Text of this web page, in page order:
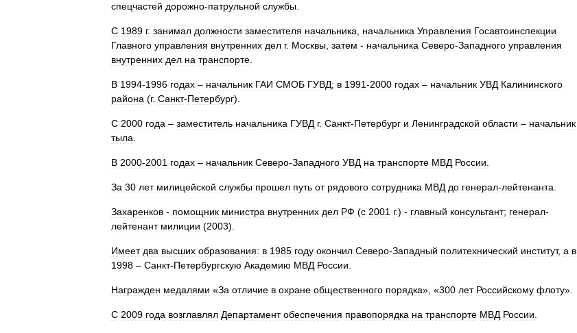
спецчастей дорожно-патрульной службы
С 1989 г. занимал должности заместителя начальника начальника Управления Госавтоинспекции
Главного управления внутренних дел г. Москвы затем - начальника Северо-Западного управления
внутренних дел на транспорте
В 1994-1996 годах – начальник ГАИ СМОБ ГУВД; в 1991-2000 годах – начальник УВД Калининского
района (г. Санкт-Петербург).
С 2000 года – заместитель начальника ГУВД г. Санкт-Петербург и Ленинградской области – начальник
тыла
В 2000-2001 годах – начальник Северо-Западного УВД на транспорте МВД России
За 30 лет милицейской службы прошел путь от рядового сотрудника МВД до генерал-лейтенанта
Захаренков - помощник министра внутренних дел РФ (с 2001 г.) - главный консультант; генерал-
лейтенант милиции (2003).
Имеет два высших образования: в 1985 году окончил Северо-Западный политехнический институт, а в
1998 – Санкт-Петербургскую Академию МВД России
Награжден медалями «За отличие в охране общественного порядка», «300 лет Российскому флоту».
С 2009 года возглавлял Департамент обеспечения правопорядка на транспорте МВД России